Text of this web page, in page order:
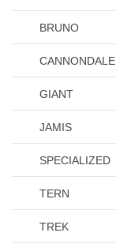
BRUNO
CANNONDALE
GIANT
JAMIS
SPECIALIZED
TERN
TREK